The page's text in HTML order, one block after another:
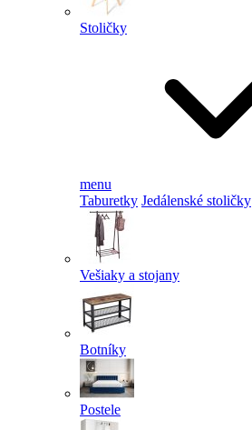
Stoličky
menu
Taburetky Jedálenské stoličky
Vešiaky a stojany
Botníky
Postele